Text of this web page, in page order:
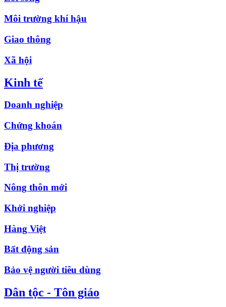
Môi trường khí hậu
Giao thông
Xã hội
Kinh tế
Doanh nghiệp
Chứng khoán
Địa phương
Thị trường
Nông thôn mới
Khởi nghiệp
Hàng Việt
Bất động sản
Bảo vệ người tiêu dùng
Dân tộc - Tôn giáo